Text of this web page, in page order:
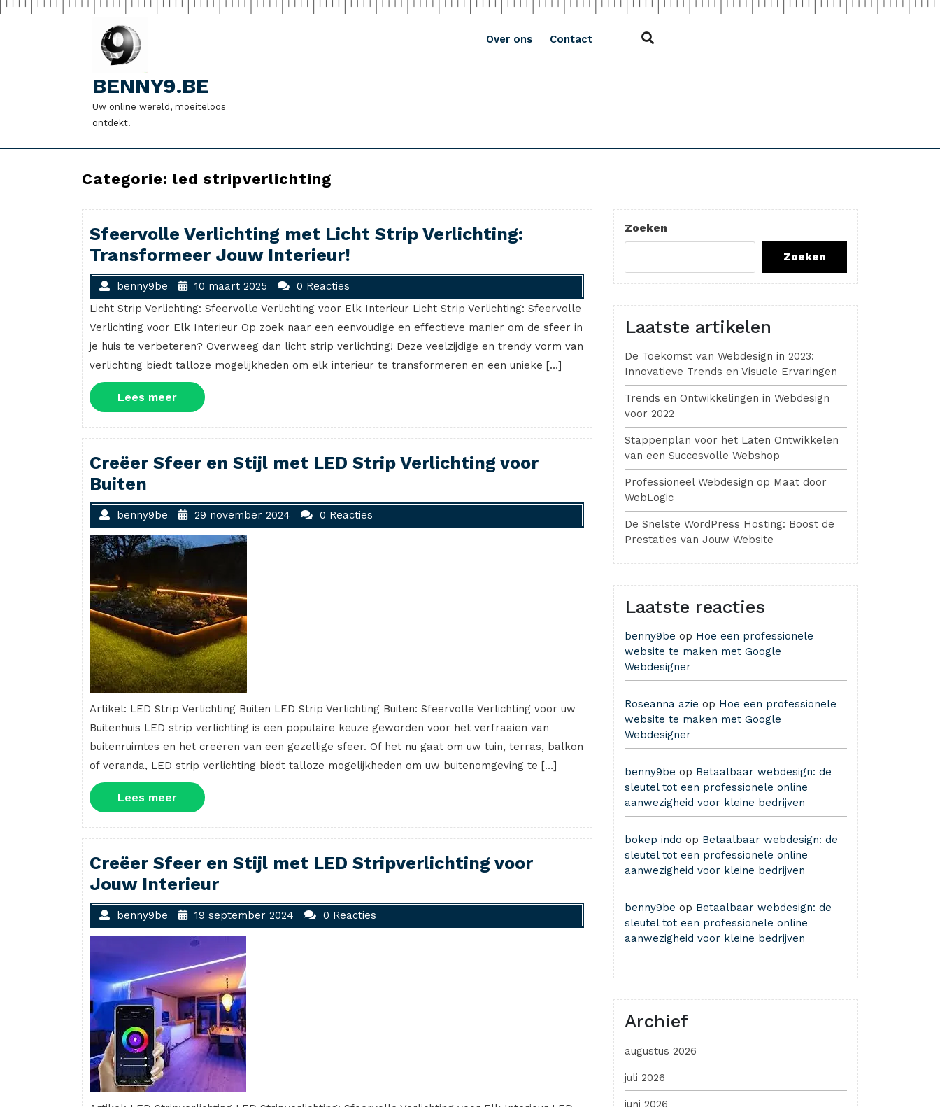
Naar
BENNY9.BE
Uw online wereld, moeiteloos
ontdekt.
Over ons Contact
Categorie: led stripverlichting
Sfeervolle Verlichting met Licht Strip Verlichting:
Transformeer Jouw Interieur!
benny9be 10 maart 2025
0 Reacties
Licht Strip Verlichting: Sfeervolle Verlichting voor Elk Interieur Licht Strip Verlichting: Sfeervolle
Verlichting voor Elk Interieur Op zoek naar een eenvoudige en effectieve manier om de sfeer in
je huis te verbeteren? Overweeg dan licht strip verlichting! Deze veelzijdige en trendy vorm van
verlichting biedt talloze mogelijkheden om elk interieur te transformeren en een unieke […]
Lees meerLees
meer
Creëer Sfeer en Stijl met LED Strip Verlichting voor
Buiten
benny9be 29 november 2024 0 Reacties
Artikel: LED Strip Verlichting Buiten LED Strip Verlichting Buiten: Sfeervolle Verlichting voor uw
Buitenhuis LED strip verlichting is een populaire keuze geworden voor het verfraaien van
buitenruimtes en het creëren van een gezellige sfeer. Of het nu gaat om uw tuin, terras, balkon
of veranda, LED strip verlichting biedt talloze mogelijkheden om uw buitenomgeving te […]
Lees meerLees
meer
Creëer Sfeer en Stijl met LED Stripverlichting voor
Jouw Interieur
benny9be 19 september 2024 0 Reacties
Zoeken
Zoeken
Laatste artikelen
De Toekomst van Webdesign in 2023:
Innovatieve Trends en Visuele Ervaringen
Trends en Ontwikkelingen in Webdesign
voor 2022
Stappenplan voor het Laten Ontwikkelen
van een Succesvolle Webshop
Professioneel Webdesign op Maat door
WebLogic
De Snelste WordPress Hosting: Boost de
Prestaties van Jouw Website
Laatste reacties
benny9be op Hoe een professionele
website te maken met Google
Webdesigner
Roseanna azie op Hoe een professionele
website te maken met Google
Webdesigner
benny9be op Betaalbaar webdesign: de
sleutel tot een professionele online
aanwezigheid voor kleine bedrijven
bokep indo op Betaalbaar webdesign: de
sleutel tot een professionele online
aanwezigheid voor kleine bedrijven
benny9be op Betaalbaar webdesign: de
sleutel tot een professionele online
aanwezigheid voor kleine bedrijven
Archief
augustus 2026
juli 2026
juni 2026